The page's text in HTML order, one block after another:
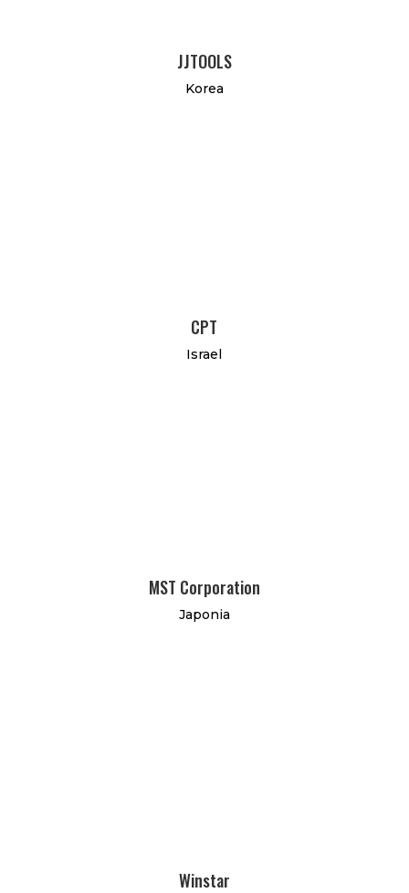
JJTOOLS
Korea
CPT
Israel
MST Corporation
Japonia
Winstar